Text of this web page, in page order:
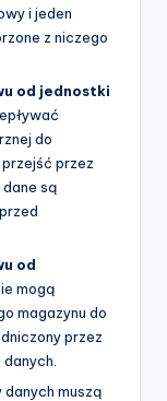
i jeden
z niczego
od jednostki
do
przez
są
od
mogą
magazynu do
przez
danych muszą